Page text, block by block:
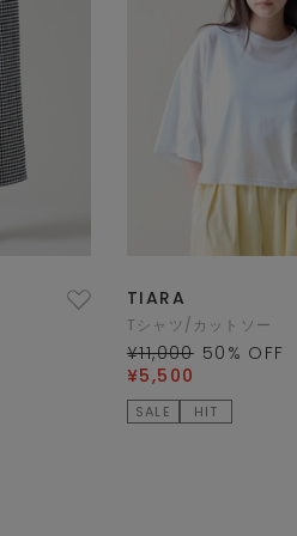
TIARA
Tシャツ/カットソー
¥11,000 50 % OFF
¥5,500
SALE HIT